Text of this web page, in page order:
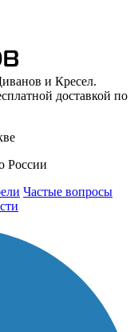
и Кресел.
доставкой по
России
Частые вопросы